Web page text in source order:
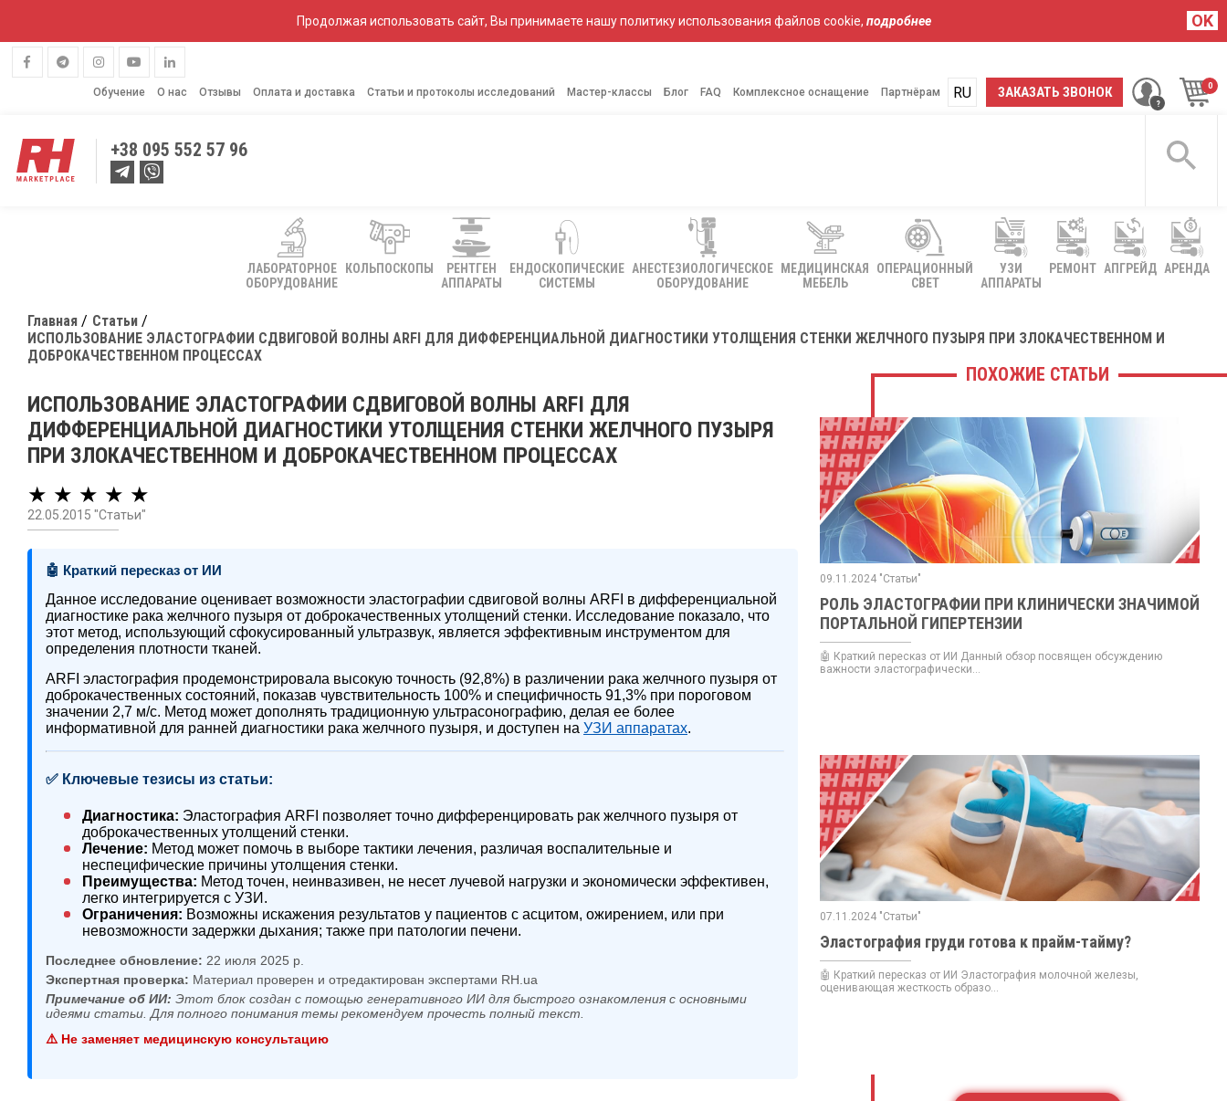
Продолжая использовать сайт, Вы принимаете нашу политику использования файлов cookie, подробнее OK
Обучение О нас Отзывы Оплата и доставка Статьи и протоколы исследований Мастер-классы Блог FAQ Комплексное оснащение Партнёрам ЗАКАЗАТЬ ЗВОНОК
RU
UA
+38 095 552 57 96
ЛАБОРАТОРНОЕ
ОБОРУДОВАНИЕ
КОЛЬПОСКОПЫ
РЕНТГЕН
АППАРАТЫ
ЕНДОСКОПИЧЕСКИЕ
СИСТЕМЫ
АНЕСТЕЗИОЛОГИЧЕСКОЕ
ОБОРУДОВАНИЕ
МЕДИЦИНСКАЯ
МЕБЕЛЬ
ОПЕРАЦИОННЫЙ
СВЕТ
УЗИ
АППАРАТЫ
РЕМОНТ АПГРЕЙД АРЕНДА
Главная
Статьи
ИСПОЛЬЗОВАНИЕ ЭЛАСТОГРАФИИ СДВИГОВОЙ ВОЛНЫ ARFI ДЛЯ ДИФФЕРЕНЦИАЛЬНОЙ ДИАГНОСТИКИ УТОЛЩЕНИЯ СТЕНКИ ЖЕЛЧНОГО ПУЗЫРЯ ПРИ ЗЛОКАЧЕСТВЕННОМ И
ДОБРОКАЧЕСТВЕННОМ ПРОЦЕССАХ
ИСПОЛЬЗОВАНИЕ ЭЛАСТОГРАФИИ СДВИГОВОЙ ВОЛНЫ ARFI ДЛЯ
ДИФФЕРЕНЦИАЛЬНОЙ ДИАГНОСТИКИ УТОЛЩЕНИЯ СТЕНКИ ЖЕЛЧНОГО ПУЗЫРЯ
ПРИ ЗЛОКАЧЕСТВЕННОМ И ДОБРОКАЧЕСТВЕННОМ ПРОЦЕССАХ
★ ★ ★ ★ ★
22.05.2015 "Статьи"
🤖 Краткий пересказ от ИИ
Данное исследование оценивает возможности эластографии сдвиговой волны ARFI в дифференциальной
диагностике рака желчного пузыря от доброкачественных утолщений стенки. Исследование показало, что
этот метод, использующий сфокусированный ультразвук, является эффективным инструментом для
определения плотности тканей.
ARFI эластография продемонстрировала высокую точность (92,8%) в различении рака желчного пузыря от
доброкачественных состояний, показав чувствительность 100% и специфичность 91,3% при пороговом
значении 2,7 м/с. Метод может дополнять традиционную ультрасонографию, делая ее более
информативной для ранней диагностики рака желчного пузыря, и доступен на УЗИ аппаратах.
✅ Ключевые тезисы из статьи:
Диагностика: Эластография ARFI позволяет точно дифференцировать рак желчного пузыря от
доброкачественных утолщений стенки.
Лечение: Метод может помочь в выборе тактики лечения, различая воспалительные и
неспецифические причины утолщения стенки.
Преимущества: Метод точен, неинвазивен, не несет лучевой нагрузки и экономически эффективен,
легко интегрируется с УЗИ.
Ограничения: Возможны искажения результатов у пациентов с асцитом, ожирением, или при
невозможности задержки дыхания; также при патологии печени.
Последнее обновление: 22 июля 2025 р.
Экспертная проверка: Материал проверен и отредактирован экспертами RH.ua
Примечание об ИИ: Этот блок создан с помощью генеративного ИИ для быстрого ознакомления с основными
идеями статьи. Для полного понимания темы рекомендуем прочесть полный текст.
⚠️ Не заменяет медицинскую консультацию
ПОХОЖИЕ СТАТЬИ
09.11.2024 "Статьи"
РОЛЬ ЭЛАСТОГРАФИИ ПРИ КЛИНИЧЕСКИ ЗНАЧИМОЙ
ПОРТАЛЬНОЙ ГИПЕРТЕНЗИИ
🤖 Краткий пересказ от ИИ Данный обзор посвящен обсуждению
важности эластографически...
07.11.2024 "Статьи"
Эластография груди готова к прайм-тайму?
🤖 Краткий пересказ от ИИ Эластография молочной железы,
оценивающая жесткость образо...